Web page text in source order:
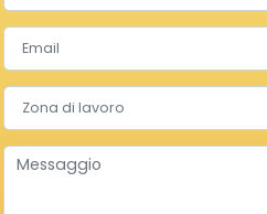
Email
contact.field.workZone
Messaggio